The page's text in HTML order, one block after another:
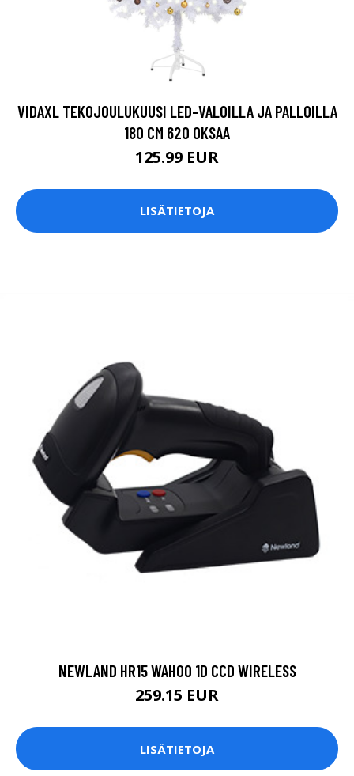
VIDAXL TEKOJOULUKUUSI LED-VALOILLA JA PALLOILLA
180 CM 620 OKSAA
125.99 EUR
LISÄTIETOJA
NEWLAND HR15 WAHOO 1D CCD WIRELESS
259.15 EUR
LISÄTIETOJA